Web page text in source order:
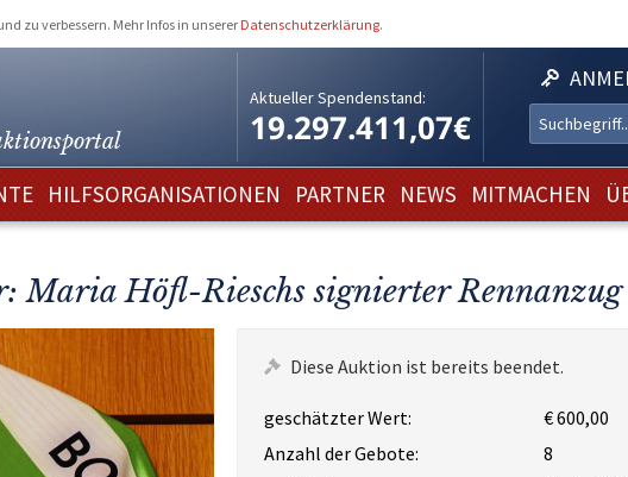
zu verbessern. Mehr Infos in unserer Datenschutzerklärung.
Aktueller Spendenstand:
19.297.411,07€
HILFSORGANISATIONEN PARTNER NEWS MITMACHEN
Maria Höfl-Rieschs signierter Rennanzug
Diese Auktion ist bereits beendet.
geschätzter Wert:
€ 600,00
Anzahl der Gebote:
8